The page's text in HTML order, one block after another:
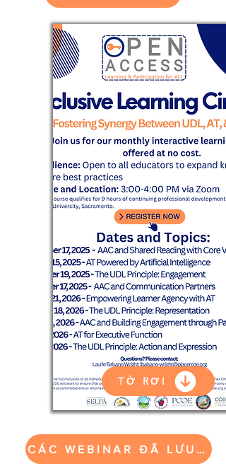
TỜ RƠI
CÁC WEBINAR ĐÃ LƯU TRỮ